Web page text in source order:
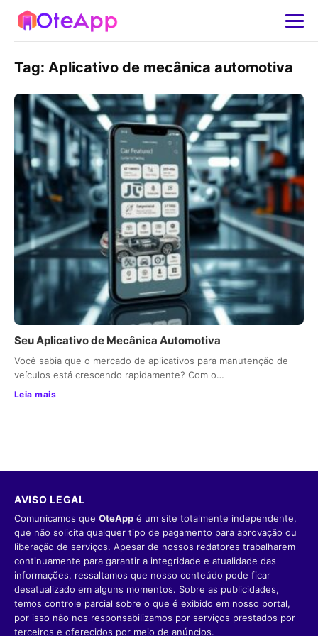
Tag: Aplicativo de mecânica automotiva
Seu Aplicativo de Mecânica Automotiva
Você sabia que o mercado de aplicativos para manutenção de
veículos está crescendo rapidamente? Com o…
Leia mais
AVISO LEGAL
Comunicamos que OteApp é um site totalmente independente,
que não solicita qualquer tipo de pagamento para aprovação ou
liberação de serviços. Apesar de nossos redatores trabalharem
continuamente para garantir a integridade e atualidade das
informações, ressaltamos que nosso conteúdo pode ficar
desatualizado em alguns momentos. Sobre as publicidades,
temos controle parcial sobre o que é exibido em nosso portal,
por isso não nos responsabilizamos por serviços prestados por
terceiros e oferecidos por meio de anúncios.